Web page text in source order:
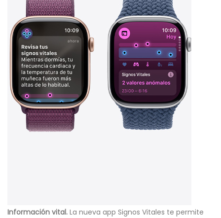
Información vital. La nueva app Signos Vitales te permite